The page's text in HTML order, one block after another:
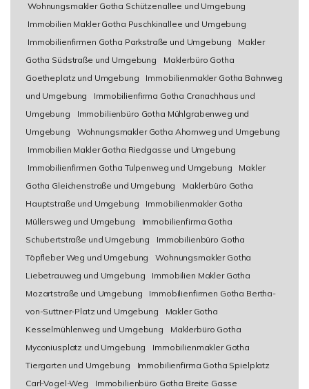
Wohnungsmakler Gotha Schützenallee und Umgebung
Immobilien Makler Gotha Puschkinallee und Umgebung
Immobilienfirmen Gotha Parkstraße und Umgebung
Makler
Gotha Südstraße und Umgebung
Maklerbüro Gotha
Goetheplatz und Umgebung
Immobilienmakler Gotha Bahnweg
und Umgebung
Immobilienfirma Gotha Cranachhaus und
Umgebung
Immobilienbüro Gotha Mühlgrabenweg und
Umgebung
Wohnungsmakler Gotha Ahornweg und Umgebung
Immobilien Makler Gotha Riedgasse und Umgebung
Immobilienfirmen Gotha Tulpenweg und Umgebung
Makler
Gotha Gleichenstraße und Umgebung
Maklerbüro Gotha
Hauptstraße und Umgebung
Immobilienmakler Gotha
Müllersweg und Umgebung
Immobilienfirma Gotha
Schubertstraße und Umgebung
Immobilienbüro Gotha
Töpfleber Weg und Umgebung
Wohnungsmakler Gotha
Liebetrauweg und Umgebung
Immobilien Makler Gotha
Mozartstraße und Umgebung
Immobilienfirmen Gotha Bertha-
von-Suttner-Platz und Umgebung
Makler Gotha
Kesselmühlenweg und Umgebung
Maklerbüro Gotha
Myconiusplatz und Umgebung
Immobilienmakler Gotha
Tiergarten und Umgebung
Immobilienfirma Gotha Spielplatz
Carl-Vogel-Weg
Immobilienbüro Gotha Breite Gasse